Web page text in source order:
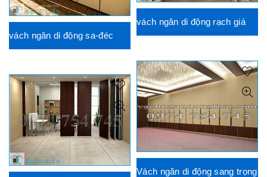
vách ngăn di động rạch giá
vách ngăn di động sa-đéc
Vách ngăn di động sang trọng